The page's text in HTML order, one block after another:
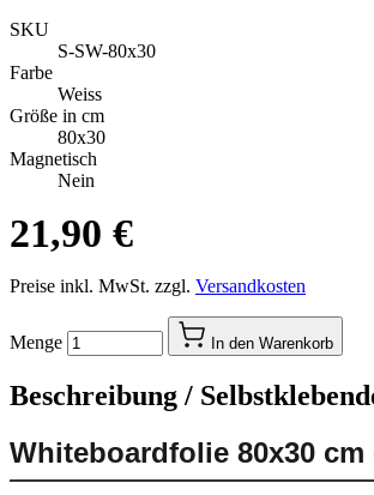
SKU
S-SW-80x30
Farbe
Weiss
Größe in cm
80x30
Magnetisch
Nein
21,90 €
Preise inkl. MwSt. zzgl. Versandkosten
Menge In den Warenkorb
Beschreibung /
Whiteboardfolie 80x30